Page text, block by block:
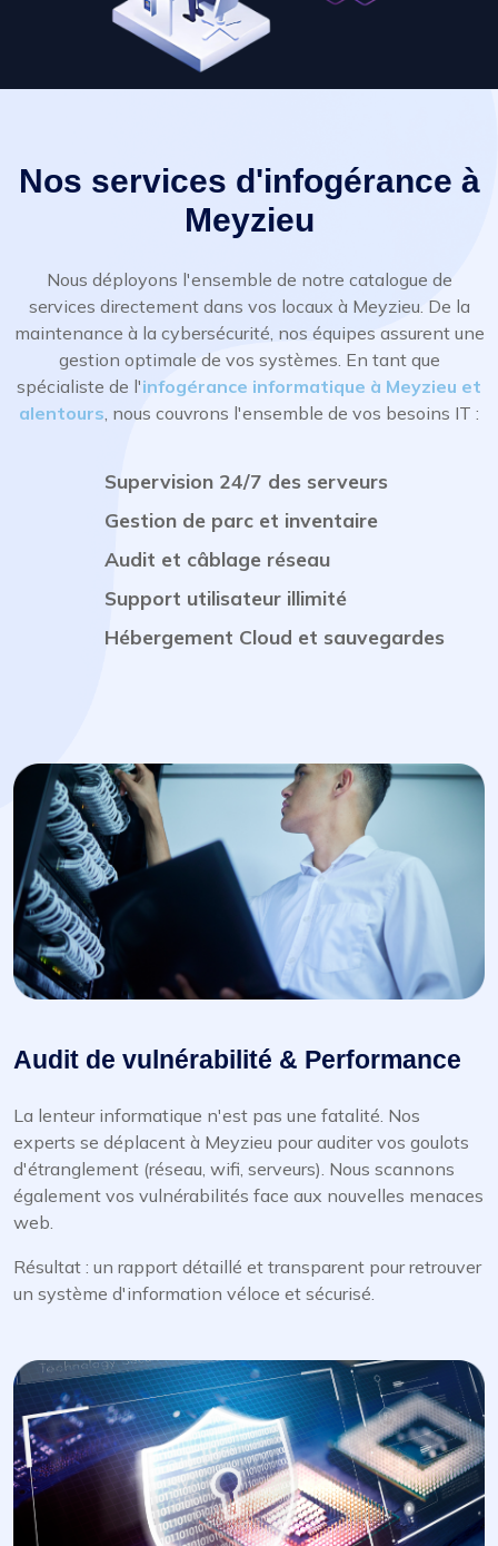
Nos services d'infogérance à
Meyzieu
Nous déployons l'ensemble de notre catalogue de
services directement dans vos locaux à Meyzieu. De la
maintenance à la cybersécurité, nos équipes assurent une
gestion optimale de vos systèmes. En tant que
spécialiste de l'infogérance informatique à Meyzieu et
alentours, nous couvrons l'ensemble de vos besoins IT :
Supervision 24/7 des serveurs
Gestion de parc et inventaire
Audit et câblage réseau
Support utilisateur illimité
Hébergement Cloud et sauvegardes
Audit de vulnérabilité & Performance
La lenteur informatique n'est pas une fatalité. Nos
experts se déplacent à Meyzieu pour auditer vos goulots
d'étranglement (réseau, wifi, serveurs). Nous scannons
également vos vulnérabilités face aux nouvelles menaces
web.
Résultat : un rapport détaillé et transparent pour retrouver
un système d'information véloce et sécurisé.